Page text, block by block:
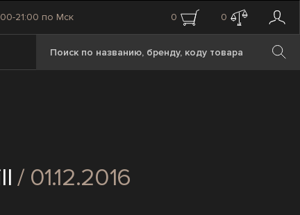
21:00 по Мск 0 0
/ 01.12.2016